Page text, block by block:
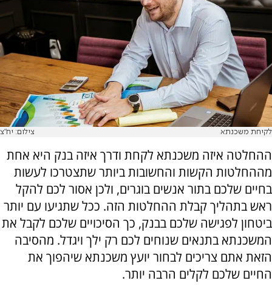
לקיחת משכנתא צילום: יח"צ
ההחלטה איזה משכנתא לקחת ודרך איזה בנק היא אחת
מההחלטות הקשות והחשובות ביותר שתצטרכו לעשות
בחיים שלכם בתור אנשים בוגרים, ולכן אסור לכם להקל
ראש בתהליך קבלת ההחלטות הזה. ככל שתגיעו עם יותר
ביטחון לפגישה שלכם בבנק, כך הסיכויים שלכם לקבל את
המשכנתא בתנאים שנוחים לכם רק ילך ויגדל. מהסיבה
הזאת אתם צריכים לבחור יועץ משכנתא שיהפוך את
החיים שלכם לקלים הרבה יותר.